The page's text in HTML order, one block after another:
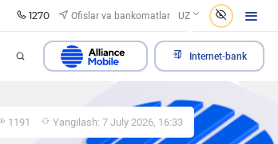
1270 Ofislar va bankomatlar UZ
Internet-bank
1191 Yangilash: 7 July 2026, 16:33